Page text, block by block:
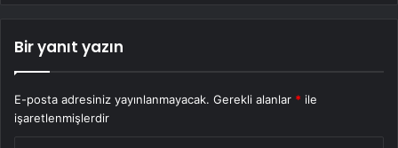
Bir yanıt yazın
E-posta adresiniz yayınlanmayacak. Gerekli alanlar * ile
işaretlenmişlerdir